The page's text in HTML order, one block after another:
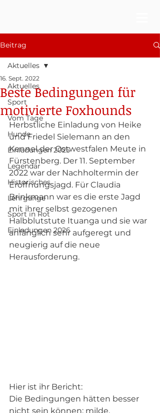
Beitrag
Aktuelles
Sport
Vom Tage
Hunde
Einladungen 2025
Legendär
Historisches
Lehrgänge
Sport in Rot
Einladungen 2026
Aktuelles
Beste Bedingungen für
motivierte Foxhounds
16. Sept. 2022
Herbstliche Einladung von Heike
und Friedel Sielemann an den
Kennel der Ostwestfalen Meute in
Fürstenberg. Der 11. September
2022 war der Nachholtermin der
Eröffnungsjagd. Für Claudia
Brinkmann war es die erste Jagd
mit ihrer selbst gezogenen
Halbblutstute Ituanga und sie war
anfänglich sehr aufgeregt und
neugierig auf die neue
Herausforderung.
Hier ist ihr Bericht:
Die Bedingungen hätten besser
nicht sein können: milde,